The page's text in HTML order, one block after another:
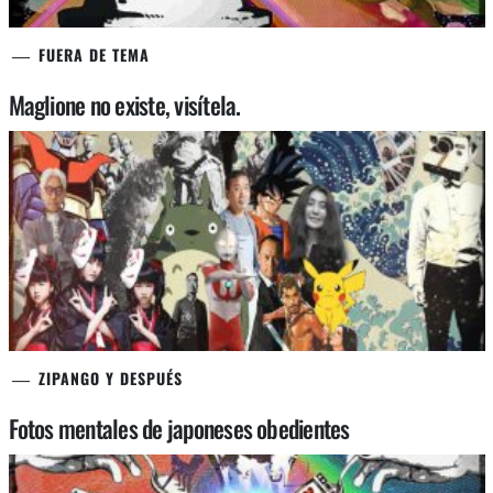
FUERA DE TEMA
Maglione no existe, visítela.
ZIPANGO Y DESPUÉS
Fotos mentales de japoneses obedientes